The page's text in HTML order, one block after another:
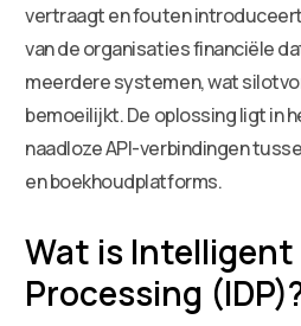
vertraagt en fouten
van de organisaties financiële
meerdere systemen, wat
bemoeilijkt. De oplossing ligt in
naadloze API-verbindingen
en boekhoudplatforms.
Wat is
Processing